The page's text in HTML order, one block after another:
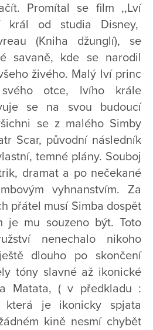
Promítal se film ,,Lví
král od studia Disney,
(Kniha džunglí), se
savaně, kde se narodil
živého. Malý lví princ
otce, lvího krále
se na svou budoucí
se z malého Simby
Scar, původní následník
temné plány. Souboj
dramat a po nečekané
vyhnanstvím. Za
přátel musí Simba dospět
je mu souzeno být. Toto
nenechalo nikoho
dlouho po skončení
tóny slavné až ikonické
Matata, ( v předkladu :
která je ikonicky spjata
kině nesmí chybět